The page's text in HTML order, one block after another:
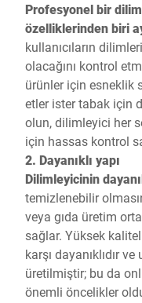
Profesyonel bir
özelliklerinden biri
kullanıcıların
olacağını kontrol
ürünler için esneklik
etler ister tabak için
olun, dilimleyici her
için hassas kontrol
2. Dayanıklı yapı
Dilimleyicinin
temizlenebilir
veya gıda üretim
sağlar. Yüksek
karşı dayanıklıdır
üretilmiştir; bu da
önemli öncelikler